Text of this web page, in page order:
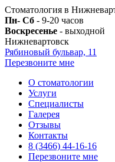
Стоматология в
Пн- Сб - 9-20 часов
Воскресенье - выходной
Нижневартовск
Рябиновый бульвар, 11
Перезвоните мне
О стоматологии
Услуги
Специалисты
Галерея
Отзывы
Контакты
8 (3466) 44-16-16
Перезвоните мне